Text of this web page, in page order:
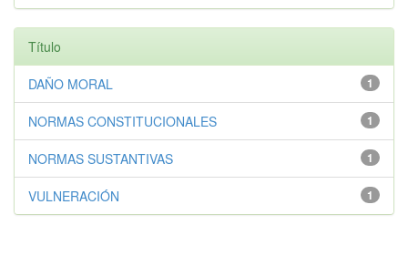
Título
1
DAÑO MORAL
1
NORMAS CONSTITUCIONALES
1
NORMAS SUSTANTIVAS
1
VULNERACIÓN